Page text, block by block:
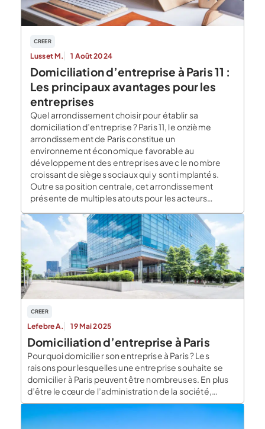
CREER
Lusset M. 1 Août 2024
Domiciliation d’entreprise à Paris 11 :
Les principaux avantages pour les
entreprises
Quel arrondissement choisir pour établir sa
domiciliation d’entreprise ? Paris 11, le onzième
arrondissement de Paris constitue un
environnement économique favorable au
développement des entreprises avec le nombre
croissant de sièges sociaux qui y sont implantés.
Outre sa position centrale, cet arrondissement
présente de multiples atouts pour les acteurs
CREER
Lefebre A. 19 Mai 2025
Domiciliation d’entreprise à Paris
Pourquoi domicilier son entreprise à Paris ? Les
raisons pour lesquelles une entreprise souhaite se
domicilier à Paris peuvent être nombreuses. En plus
d’être le cœur de l’administration de la société,
l’adresse de domiciliation peut faire partie intégrante
de la stratégie d’entreprise. Le choix d’une
domiciliation à la capitale peut aussi simplement